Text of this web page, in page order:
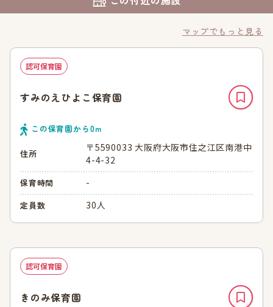
マップでもっと見る
認可保育園
すみのえひよこ保育園
この保育園から0ｍ
住所
〒5590033 大阪府大阪市住之江区南港中
4-4-32
保育時間 -
定員数 30人
認可保育園
きのみ保育園